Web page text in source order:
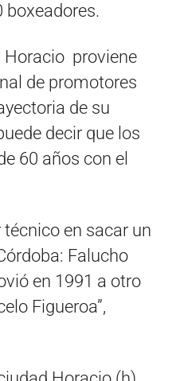
boxeadores.
Horacio proviene
de promotores
de su
decir que los
60 años con el
técnico en sacar un
Falucho
en 1991 a otro
Figueroa”,